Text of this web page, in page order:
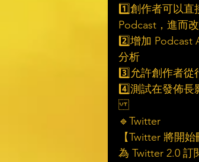
1️⃣創作者可以
Podcast，進而
2️⃣增加 Podcast
分析
3️⃣允許創作者從
4️⃣測試在發佈
🔹Twitter
【Twitter 將開
為 Twitter 2.0 訂